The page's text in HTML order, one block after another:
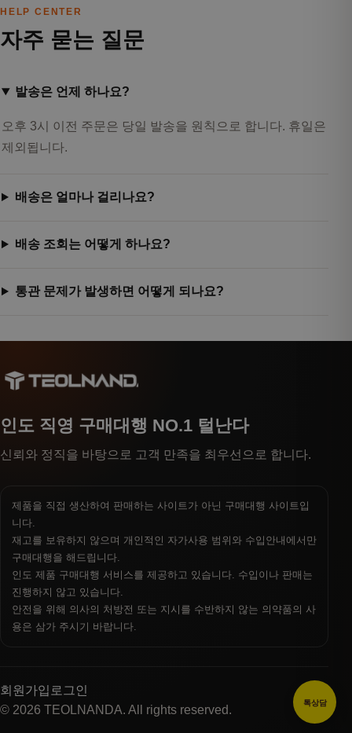
톡상담
HELP CENTER
자주 묻는 질문
발송은 언제 하나요?
오후 3시 이전 주문은 당일 발송을 원칙으로 합니다. 휴일은
제외됩니다.
배송은 얼마나 걸리나요?
배송 조회는 어떻게 하나요?
통관 문제가 발생하면 어떻게 되나요?
인도 직영 구매대행 NO.1 털난다
신뢰와 정직을 바탕으로 고객 만족을 최우선으로 합니다.
제품을 직접 생산하여 판매하는 사이트가 아닌 구매대행 사이트입
니다.
재고를 보유하지 않으며 개인적인 자가사용 범위와 수입안내에서만
구매대행을 해드립니다.
인도 제품 구매대행 서비스를 제공하고 있습니다. 수입이나 판매는
진행하지 않고 있습니다.
안전을 위해 의사의 처방전 또는 지시를 수반하지 않는 의약품의 사
용은 삼가 주시기 바랍니다.
회원가입 로그인
© 2026 TEOLNANDA. All rights reserved.